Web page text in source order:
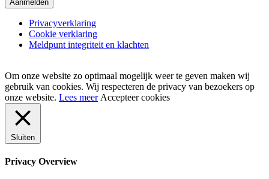
Privacyverklaring
Cookie verklaring
Meldpunt integriteit en klachten
Om onze website zo optimaal mogelijk weer te geven maken wij
gebruik van cookies. Wij respecteren de privacy van bezoekers op
onze website. Lees meer Accepteer cookies
Sluiten
Privacy Overview